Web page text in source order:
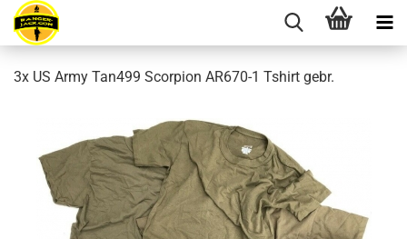
3x US Army Tan499 Scorpion AR670-1 Tshirt gebr.